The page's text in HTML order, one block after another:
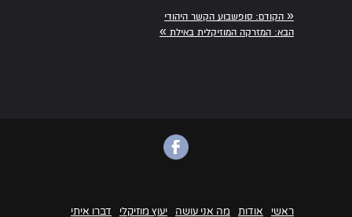
« הקודם: סופשבוע הקשר היהודי
הבא: המזרקה המוזיקלית באילת »
ראשי אודות מה אני עושה יעוץ מוזיקלי דברו איתי